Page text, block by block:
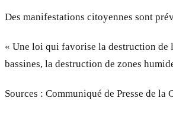
Des manifestations citoyennes sont
« Une loi qui favorise la destruction de
bassines, la destruction de zones
Sources : Communiqué de Presse de la